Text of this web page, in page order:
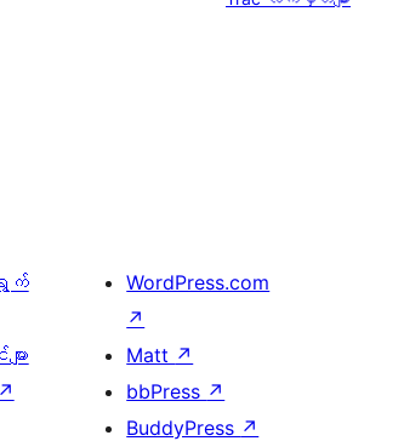
က်
ား
↗
WordPress.com
↗
Matt ↗
bbPress ↗
BuddyPress ↗